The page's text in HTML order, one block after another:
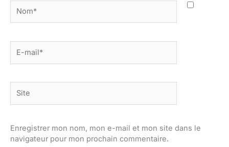
mail*
Enregistrer mon nom, mon e-mail et mon site dans le
navigateur pour mon prochain commentaire.